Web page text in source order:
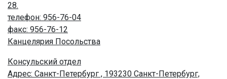
28.
телефон: 956-76-04
факс: 956-76-12
Канцелярия Посольства
Консульский отдел
Адрес: Санкт-Петербург , 193230 Санкт-Петербург,